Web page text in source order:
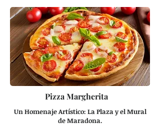
Pizza Margherita
Un Homenaje Artístico: La Plaza y el Mural
de Maradona.